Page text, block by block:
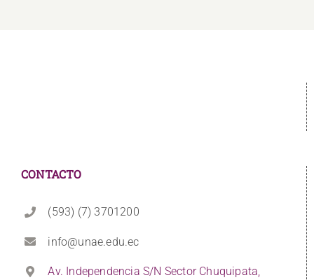
CONTACTO
(593) (7) 3701200
info@unae.edu.ec
Av. Independencia S/N Sector Chuquipata,